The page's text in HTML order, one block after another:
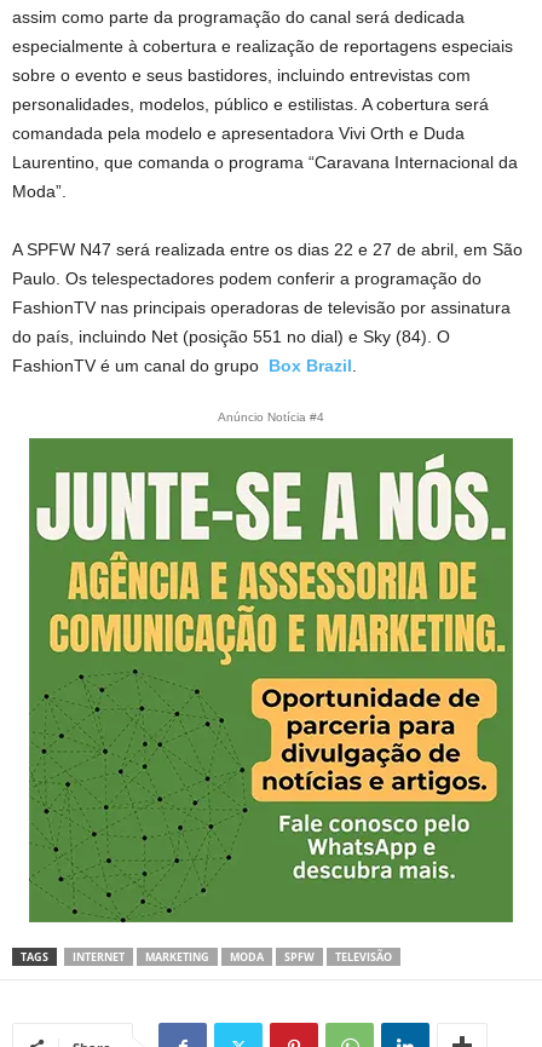
assim como parte da programação do canal será dedicada
especialmente à cobertura e realização de reportagens especiais
sobre o evento e seus bastidores, incluindo entrevistas com
personalidades, modelos, público e estilistas. A cobertura será
comandada pela modelo e apresentadora Vivi Orth e Duda
Laurentino, que comanda o programa “Caravana Internacional da
Moda”.
A SPFW N47 será realizada entre os dias 22 e 27 de abril, em São
Paulo. Os telespectadores podem conferir a programação do
FashionTV nas principais operadoras de televisão por assinatura
do país, incluindo Net (posição 551 no dial) e Sky (84). O
FashionTV é um canal do grupo Box Brazil
Anúncio Notícia #4
TAGS INTERNET MARKETING MODA SPFW TELEVISÃO